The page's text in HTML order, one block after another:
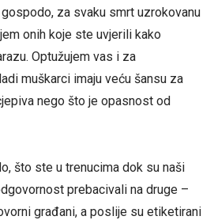
za svaku smrt uzrokovanu
onih koje ste uvjerili kako
Optužujem vas i za
muškarci imaju veću šansu za
nego što je opasnost od
što ste u trenucima dok su naši
prebacivali na druge –
građani, a poslije su etiketirani